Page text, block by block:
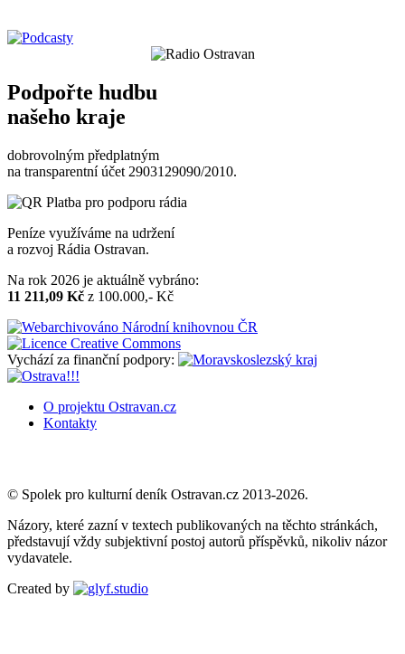
Podpořte hudbu
našeho kraje
dobrovolným předplatným
na transparentní účet 2903129090/2010.
Peníze využíváme na udržení
a rozvoj Rádia Ostravan.
Na rok 2026 je aktuálně vybráno:
11 211,09 Kč z 100.000,- Kč
Vychází za finanční podpory:
O projektu Ostravan.cz
Kontakty
© Spolek pro kulturní deník Ostravan.cz 2013-2026.
Názory, které zazní v textech publikovaných na těchto stránkách,
představují vždy subjektivní postoj autorů příspěvků, nikoliv názor
vydavatele.
Created by